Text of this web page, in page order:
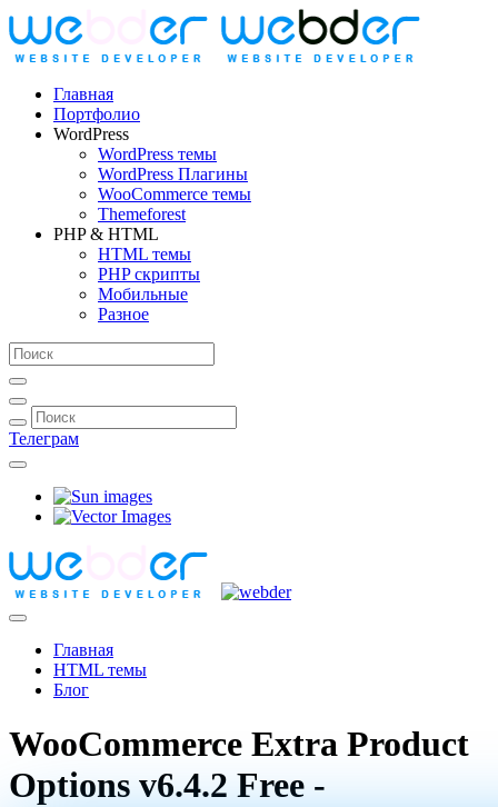
Главная
Портфолио
WordPress
WordPress темы
WordPress Плагины
WooCommerce темы
Themeforest
PHP & HTML
HTML темы
PHP скрипты
Мобильные
Разное
Телеграм
Главная
HTML темы
Блог
WooCommerce Extra Product
Options v6.4.2 Free -